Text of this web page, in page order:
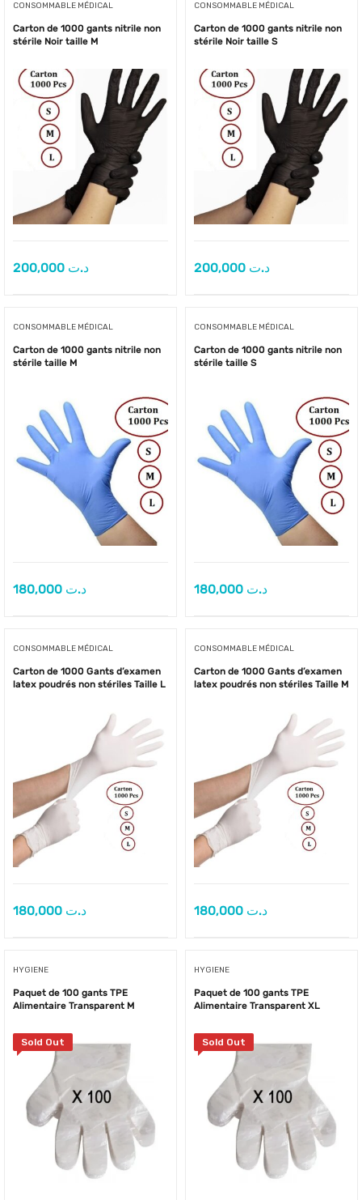
CONSOMMABLE MÉDICAL
Carton de 1000 gants nitrile non
stérile Noir taille M
د.ت
CONSOMMABLE MÉDICAL
Carton de 1000 gants nitrile non
stérile Noir taille S
د.ت
CONSOMMABLE MÉDICAL
Carton de 1000 gants nitrile non
stérile taille M
د.ت
CONSOMMABLE MÉDICAL
Carton de 1000 gants nitrile non
stérile taille S
د.ت
CONSOMMABLE MÉDICAL
Carton de 1000 Gants d’examen
latex poudrés non stériles Taille L
د.ت
CONSOMMABLE MÉDICAL
Carton de 1000 Gants d’examen
latex poudrés non stériles Taille M
د.ت
HYGIENE
Paquet de 100 gants TPE
Alimentaire Transparent M
Sold Out
HYGIENE
Paquet de 100 gants TPE
Alimentaire Transparent XL
Sold Out